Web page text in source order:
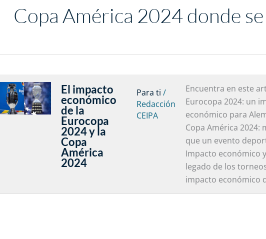
Copa América 2024 donde
El impacto
económico
de la
Eurocopa
2024 y la
Copa
América
2024
Para ti /
Redacción
CEIPA
Encuentra en este
Eurocopa 2024: un
económico para
Copa América 2024:
que un evento
Impacto económico y
legado de los
impacto económico